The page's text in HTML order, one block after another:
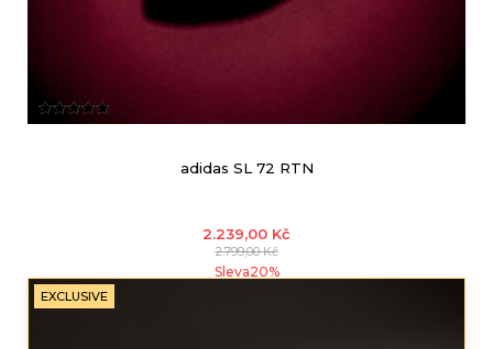
adidas SL 72 RTN
2.239,00 Kč
2.799,00Kč
Sleva20%
EXCLUSIVE